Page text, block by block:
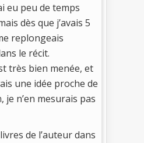
eu peu de temps
dès que j’avais 5
replongeais
le récit.
très bien menée, et
une idée proche de
je n’en mesurais pas
livres de l’auteur dans